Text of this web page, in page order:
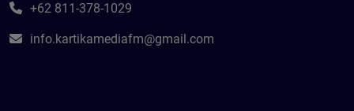
+62 811-378-1029
info.kartikamediafm@gmail.com